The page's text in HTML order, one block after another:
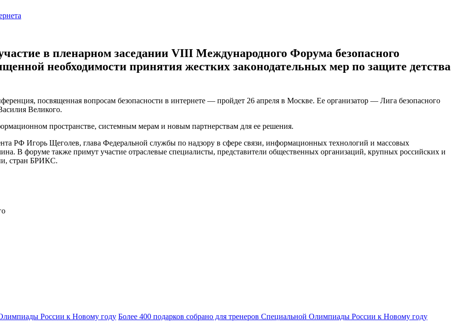
в пленарном заседании VIII Международного Форума безопасного
необходимости принятия жестких законодательных мер по защите детства
посвященная вопросам безопасности в интернете — пройдет 26 апреля в Москве. Ее организатор — Лига безопасного
Великого.
пространстве, системным мерам и новым партнерствам для ее решения.
РФ Игорь Щеголев, глава Федеральной службы по надзору в сфере связи, информационных технологий и массовых
В форуме также примут участие отраслевые специалисты, представители общественных организаций, крупных российских и
стран БРИКС.
Более 400 подарков собрано для тренеров Специальной Олимпиады России к Новому году